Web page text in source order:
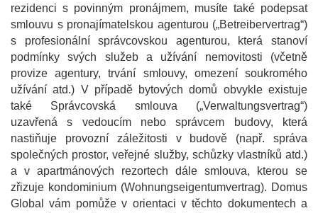
rezidenci s povinným pronájmem, musíte také podepsat
smlouvu s pronajímatelskou agenturou („Betreibervertrag“)
s profesionální správcovskou agenturou, která stanoví
podmínky svých služeb a užívání nemovitosti (včetně
provize agentury, trvání smlouvy, omezení soukromého
užívání atd.) V případě bytových domů obvykle existuje
také Správcovská smlouva („Verwaltungsvertrag“)
uzavřená s vedoucím nebo správcem budovy, která
nastiňuje provozní záležitosti v budově (např. správa
společných prostor, veřejné služby, schůzky vlastníků atd.)
a v apartmánových rezortech dále smlouva, kterou se
zřizuje kondominium (Wohnungseigentumvertrag). Domus
Global vám pomůže v orientaci v těchto dokumentech a